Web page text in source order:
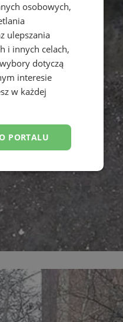
osobowych,
ulepszania
i innych celach,
dotyczą
interesie
w każdej
PORTALU
użytkownika i